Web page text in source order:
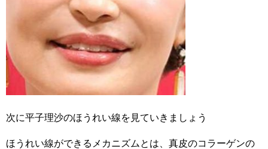
次に平子理沙のほうれい線を見ていきましょう
ほうれい線ができるメカニズムとは、真皮のコラーゲンの